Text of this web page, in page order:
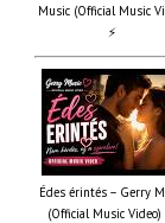
Music (Official Music
⚡
Édes érintés – Gerry
(Official Music